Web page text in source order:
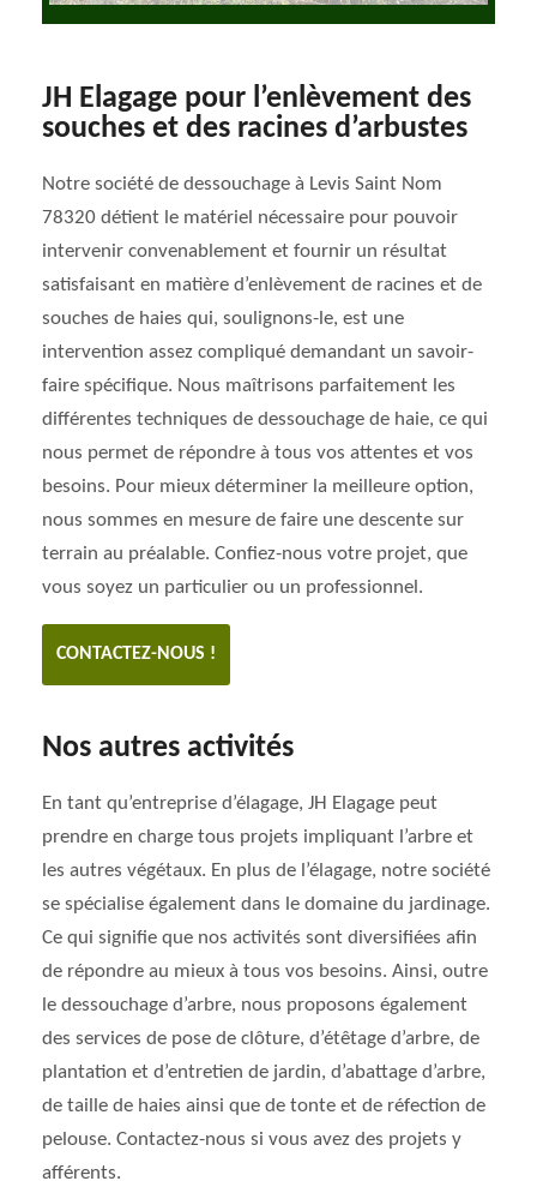
JH Elagage pour l’enlèvement des
souches et des racines d’arbustes
Notre société de dessouchage à Levis Saint Nom
78320 détient le matériel nécessaire pour pouvoir
intervenir convenablement et fournir un résultat
satisfaisant en matière d’enlèvement de racines et de
souches de haies qui, soulignons-le, est une
intervention assez compliqué demandant un savoir-
faire spécifique. Nous maîtrisons parfaitement les
différentes techniques de dessouchage de haie, ce qui
nous permet de répondre à tous vos attentes et vos
besoins. Pour mieux déterminer la meilleure option,
nous sommes en mesure de faire une descente sur
terrain au préalable. Confiez-nous votre projet, que
vous soyez un particulier ou un professionnel.
CONTACTEZ-NOUS !
Nos autres activités
En tant qu’entreprise d’élagage, JH Elagage peut
prendre en charge tous projets impliquant l’arbre et
les autres végétaux. En plus de l’élagage, notre société
se spécialise également dans le domaine du jardinage.
Ce qui signifie que nos activités sont diversifiées afin
de répondre au mieux à tous vos besoins. Ainsi, outre
le dessouchage d’arbre, nous proposons également
des services de pose de clôture, d’étêtage d’arbre, de
plantation et d’entretien de jardin, d’abattage d’arbre,
de taille de haies ainsi que de tonte et de réfection de
pelouse. Contactez-nous si vous avez des projets y
afférents.